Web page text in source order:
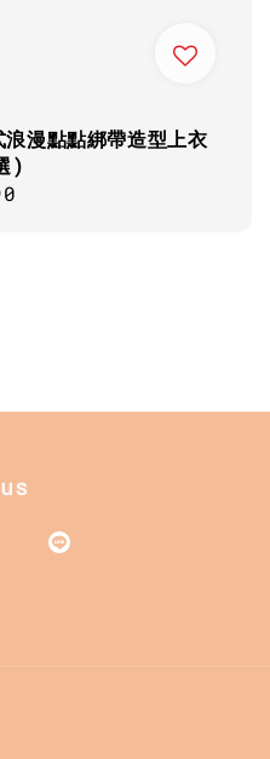
浪漫點點綁帶造型上衣
)